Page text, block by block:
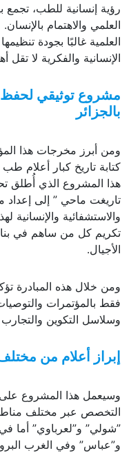
رؤية إنسانية للطب، تجمع
العلمي والاهتمام
العلمية غالبًا بجودة
الإنسانية والفكرية لا تقل
مشروع توثيقي
بالجزائر
ومن أبرز مخرجات هذا
كتابة تاريخ كبار أعلام
هذا المشروع الذي أُطلق
تاريغت ماحي ” إلى إعداد
والاستشفائية
تكريم كل من ساهم في
الأجيال.
ومن خلال هذه المبادرة
فقط بالمؤتمرات
وسلاسل التكوين والتجارب
إبراز أعلام من
وسيعمل هذا المشروع
التخصص عبر مختلف
”شولي” و”لعرباوي” أما
و”عباس” وفي الغرب